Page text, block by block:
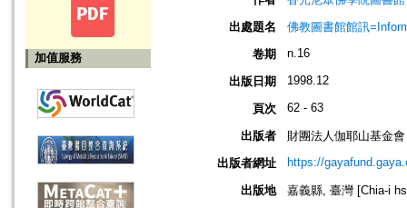
加值服務
出處題名
佛教圖書館館訊
卷期
n.16
出版日期 1998.12
頁次 62 - 63
出版者
財團法人伽耶山基金會
出版者網址
https://
出版地
嘉義縣, 臺灣 [Chia-i